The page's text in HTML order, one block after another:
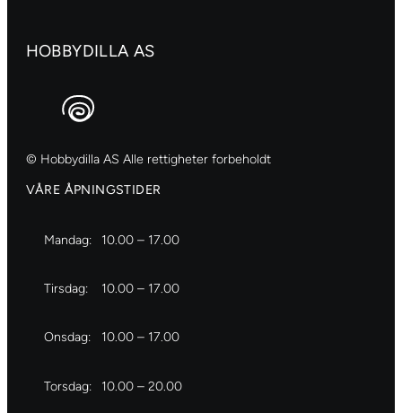
HOBBYDILLA AS
© Hobbydilla AS Alle rettigheter forbeholdt
VÅRE ÅPNINGSTIDER
Mandag: 10.00 – 17.00
Tirsdag: 10.00 – 17.00
Onsdag: 10.00 – 17.00
Torsdag: 10.00 – 20.00